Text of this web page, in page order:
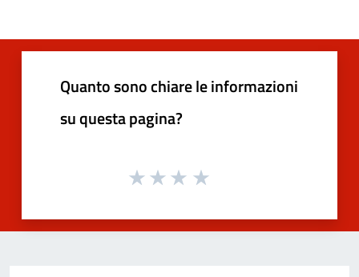
Quanto sono chiare le informazioni
su questa pagina?